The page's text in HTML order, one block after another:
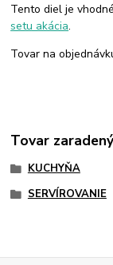
Tento diel je
setu akácia.
Tovar na
Tovar
KUCHYŇA
SERVÍROVANIE